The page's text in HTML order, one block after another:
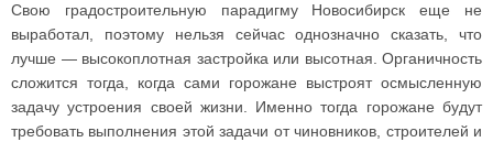
Свою градостроительную парадигму Новосибирск еще не
выработал, поэтому нельзя сейчас однозначно сказать, что
лучше — высокоплотная застройка или высотная. Органичность
сложится тогда, когда сами горожане выстроят осмысленную
задачу устроения своей жизни. Именно тогда горожане будут
требовать выполнения этой задачи от чиновников, строителей и